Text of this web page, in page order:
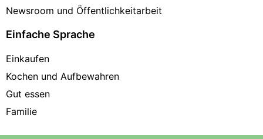
Newsroom und Öffentlichkeitarbeit
Einfache Sprache
Einkaufen
Kochen und Aufbewahren
Gut essen
Familie